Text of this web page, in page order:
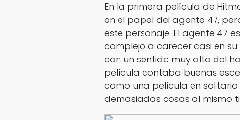
En la primera película de
en el papel del agente 47,
este personaje. El agente 47
complejo a carecer casi en
con un sentido muy alto del
película contaba buenas
como una película en
demasiadas cosas al mismo